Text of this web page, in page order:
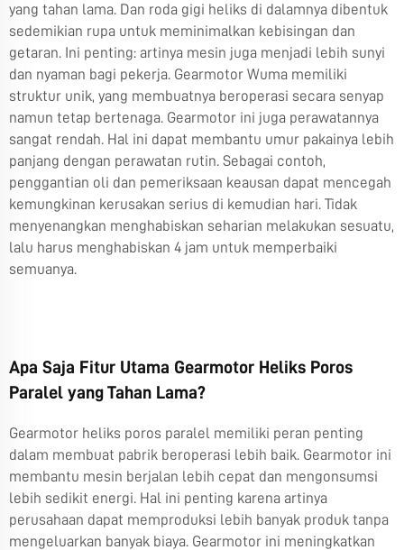
yang tahan lama. Dan roda gigi heliks di dalamnya dibentuk
sedemikian rupa untuk meminimalkan kebisingan dan
getaran. Ini penting: artinya mesin juga menjadi lebih sunyi
dan nyaman bagi pekerja. Gearmotor Wuma memiliki
struktur unik, yang membuatnya beroperasi secara senyap
namun tetap bertenaga. Gearmotor ini juga perawatannya
sangat rendah. Hal ini dapat membantu umur pakainya lebih
panjang dengan perawatan rutin. Sebagai contoh,
penggantian oli dan pemeriksaan keausan dapat mencegah
kemungkinan kerusakan serius di kemudian hari. Tidak
menyenangkan menghabiskan seharian melakukan sesuatu,
lalu harus menghabiskan 4 jam untuk memperbaiki
semuanya.
Apa Saja Fitur Utama Gearmotor Heliks Poros
Paralel yang Tahan Lama?
Gearmotor heliks poros paralel memiliki peran penting
dalam membuat pabrik beroperasi lebih baik. Gearmotor ini
membantu mesin berjalan lebih cepat dan mengonsumsi
lebih sedikit energi. Hal ini penting karena artinya
perusahaan dapat memproduksi lebih banyak produk tanpa
mengeluarkan banyak biaya. Gearmotor ini meningkatkan